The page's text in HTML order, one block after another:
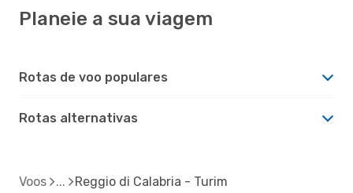
Planeie a sua viagem
Rotas de voo populares
Rotas alternativas
Voos Reggio di Calabria - Turim